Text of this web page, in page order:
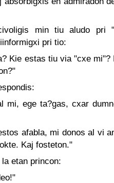
min tiu aludo pri
pri tio:
Kie estas tiu via "cxe mi"?
mi, ege ta?gas, cxar
afabla, mi donos al vi
Kaj fosteton."
etan princon: